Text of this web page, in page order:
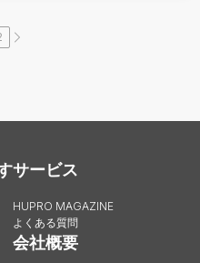
サービス
HUPRO MAGAZINE
よくある質問
会社概要